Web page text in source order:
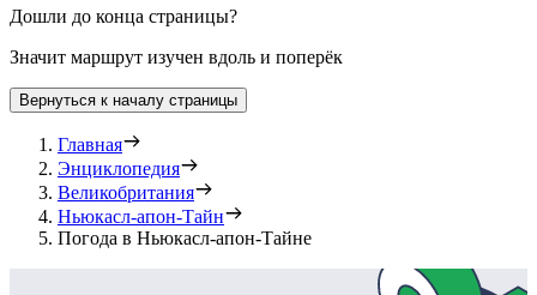
Дошли до конца страницы?
Значит маршрут изучен вдоль и поперёк
Вернуться к началу страницы
Главная
Энциклопедия
Великобритания
Ньюкасл-апон-Тайн
Погода в Ньюкасл-апон-Тайне